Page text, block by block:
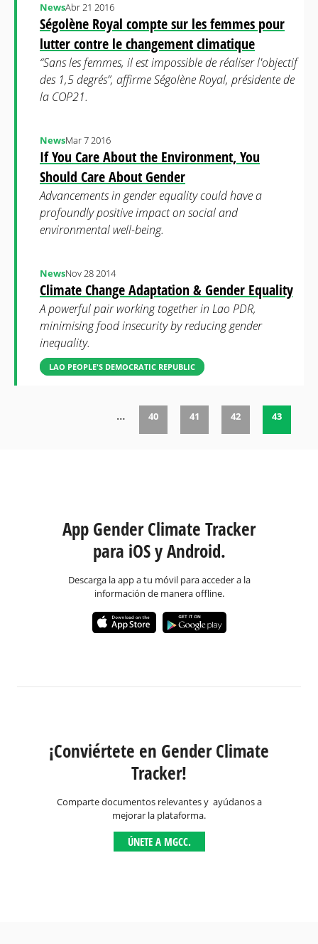
Ségolène Royal compte sur les femmes pour
lutter contre le changement climatique
NewsAbr 21 2016
“Sans les femmes, il est impossible de réaliser l'objectif
des 1,5 degrés”, affirme Ségolène Royal, présidente de
la COP21.
If You Care About the Environment, You
Should Care About Gender
NewsMar 7 2016
Advancements in gender equality could have a
profoundly positive impact on social and
environmental well-being.
Climate Change Adaptation & Gender Equality
NewsNov 28 2014
A powerful pair working together in Lao PDR,
minimising food insecurity by reducing gender
inequality.
LAO PEOPLE'S DEMOCRATIC REPUBLIC
… 40 41 42 43
App Gender Climate Tracker
para iOS y Android.
Descarga la app a tu móvil para acceder a la
información de manera offline.
¡Conviértete en Gender Climate
Tracker!
Comparte documentos relevantes y ayúdanos a
mejorar la plataforma.
ÚNETE A MGCC.